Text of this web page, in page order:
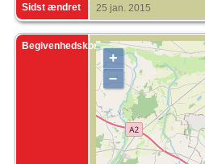
Sidst ændret 25 jan. 2015
Begivenhedskort
+
–